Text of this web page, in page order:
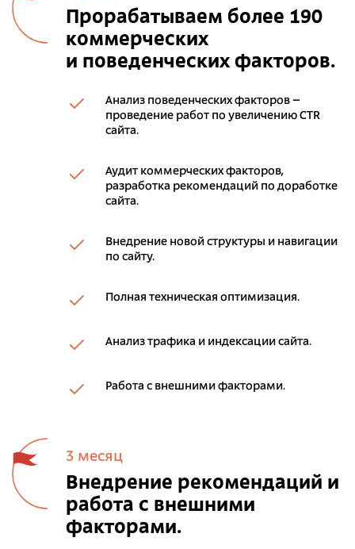
Прорабатываем более 190
коммерческих
и поведенческих факторов.
Анализ поведенческих факторов –
проведение работ по увеличению CTR
сайта.
Аудит коммерческих факторов,
разработка рекомендаций по доработке
сайта.
Внедрение новой структуры и навигации
по сайту.
Полная техническая оптимизация.
Анализ трафика и индексации сайта.
Работа с внешними факторами.
3 месяц
Внедрение рекомендаций и
работа с внешними
факторами.